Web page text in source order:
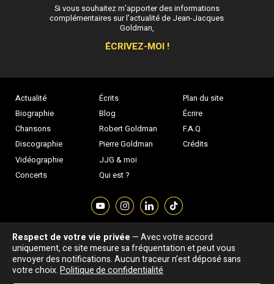
Actualité
Biographie
Chansons
Discographie
Vidéographie
Concerts
Écrits
Blog
Robert Goldman
Pierre Goldman
JJG & moi
Qui est ?
Plan du site
Écrire
F.A.Q
Crédits
Si vous souhaitez m’apporter des informations
complémentaires sur l’actualité de Jean-Jacques
Goldman,
ÉCRIVEZ-MOI !
Association "Parler d'sa vie" © Depuis 1997 - Tous droits réservés |
Signaler une erreur |Confidentialité|Gestion des cookies|Dernière
mise à jour : 05/08/2026
Respect de votre vie privée — Avec votre accord
uniquement, ce site mesure sa fréquentation et peut vous
envoyer des notifications. Aucun traceur n’est déposé sans
votre choix.Politique de confidentialité